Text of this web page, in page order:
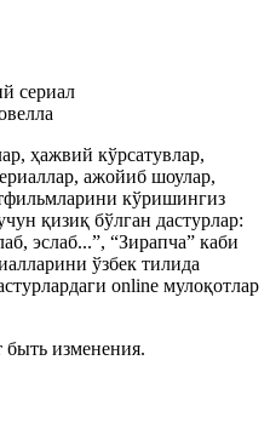
сериал
ҳажвий кўрсатувлар,
ажойиб шоулар,
кўришингиз
қизиқ бўлган дастурлар:
эслаб...”, “Зирапча” каби
ўзбек тилида
online мулоқотлар
быть изменения.